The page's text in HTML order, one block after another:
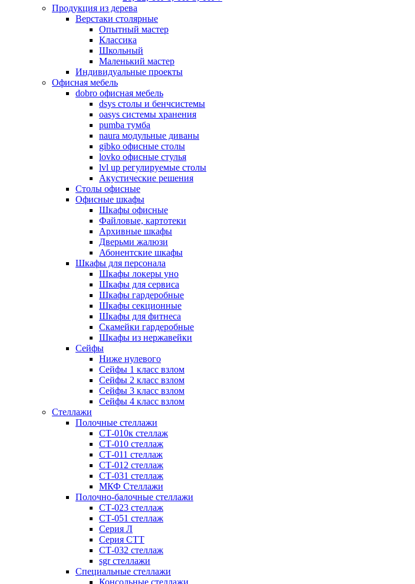
Продукция из дерева
Верстаки столярные
Опытный мастер
Классика
Школьный
Маленький мастер
Индивидуальные проекты
Офисная мебель
dobro офисная мебель
dsys столы и бенчсистемы
oasys системы хранения
pumba тумба
naura модульные диваны
gibko офисные столы
lovko офисные стулья
lvl up регулируемые столы
Акустические решения
Столы офисные
Офисные шкафы
Шкафы офисные
Файловые, картотеки
Архивные шкафы
Дверьми жалюзи
Абонентские шкафы
Шкафы для персонала
Шкафы локеры уно
Шкафы для сервиса
Шкафы гардеробные
Шкафы секционные
Шкафы для фитнеса
Скамейки гардеробные
Шкафы из нержавейки
Сейфы
Ниже нулевого
Сейфы 1 класс взлом
Сейфы 2 класс взлом
Сейфы 3 класс взлом
Сейфы 4 класс взлом
Стеллажи
Полочные стеллажи
СТ-010к стеллаж
СТ-010 стеллаж
СТ-011 стеллаж
СТ-012 стеллаж
СТ-031 стеллаж
МКФ Стеллажи
Полочно-балочные стеллажи
СТ-023 стеллаж
СТ-051 стеллаж
Серия Л
Серия СТТ
СТ-032 стеллаж
sgr стеллажи
Специальные стеллажи
Консольные стеллажи